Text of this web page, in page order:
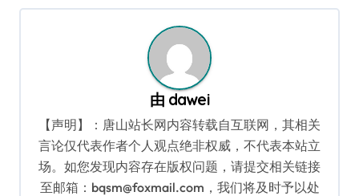
航
由 dawei
【声明】：唐山站长网内容转载自互联网，其相关
言论仅代表作者个人观点绝非权威，不代表本站立
场。如您发现内容存在版权问题，请提交相关链接
至邮箱：bqsm@foxmail.com，我们将及时予以处